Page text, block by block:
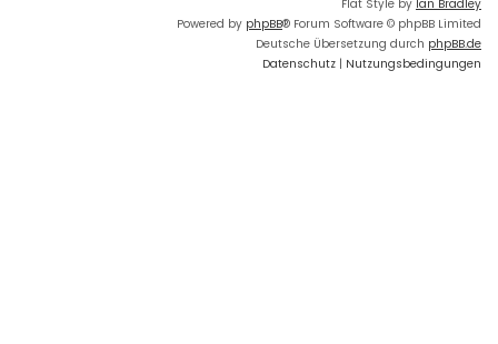
Flat Style by Ian Bradley
Powered by phpBB® Forum Software © phpBB Limited
Deutsche Übersetzung durch phpBB.de
Datenschutz | Nutzungsbedingungen